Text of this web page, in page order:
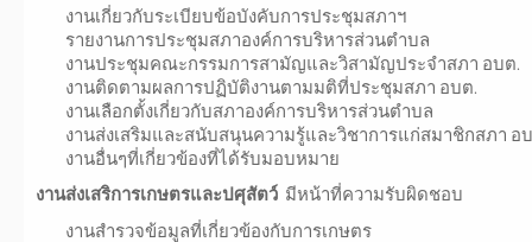
งานเกี่ยวกับระเบียบข้อบังคับการประชุมสภาฯ
รายงานการประชุมสภาองค์การบริหารส่วนตำบล
งานประชุมคณะกรรมการสามัญและวิสามัญประจำสภา อบต.
งานติดตามผลการปฏิบัติงานตามมติที่ประชุมสภา อบต.
งานเลือกตั้งเกี่ยวกับสภาองค์การบริหารส่วนตำบล
งานส่งเสริมและสนับสนุนความรู้และวิชาการแก่สมาชิกสภา อ
งานอื่นๆที่เกี่ยวข้องที่ได้รับมอบหมาย
งานส่งเสริการเกษตรและปศุสัตว์ มีหน้าที่ความรับผิดชอบ
งานสำรวจข้อมูลที่เกี่ยวข้องกับการเกษตร